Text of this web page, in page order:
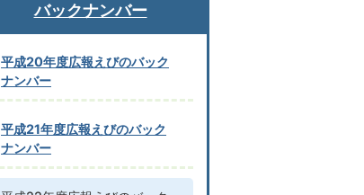
バックナンバー
平成20年度広報えびのバック
ナンバー
平成21年度広報えびのバック
ナンバー